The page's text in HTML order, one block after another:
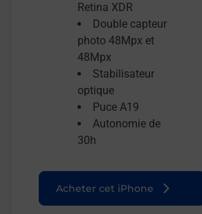
Retina XDR
Double capteur
photo 48Mpx et
48Mpx
Stabilisateur
optique
Puce A19
Autonomie de
30h
Acheter cet iPhone